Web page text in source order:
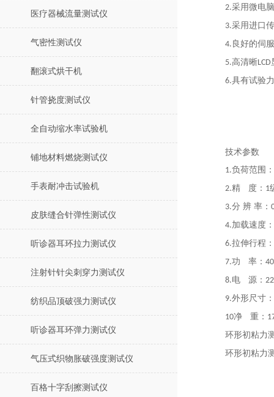
医疗器械流量测试仪
气密性测试仪
翻滚式烘干机
针管挠度测试仪
全自动缩水率试验机
铺地材料燃烧测试仪
手表耐冲击试验机
皮肤缝合针弹性测试仪
听诊器耳环拉力测试仪
注射针针尖刺穿力测试仪
纺织品顶破强力测试仪
听诊器耳环弹力测试仪
气压式织物胀破强度测试仪
百格十字刮擦测试仪
2.采用微电
3.采用进口
4. 良好的伺
5.高清晰LCD
6.具有试验
技术参数
1.负荷范围：
2.精 度： 1
3.分 辨 率：
4.加载速度：
6.拉伸行程：
7.功 率：
8.电 源：
9.外形尺寸：
10净 重：
环形初粘力
环形初粘力